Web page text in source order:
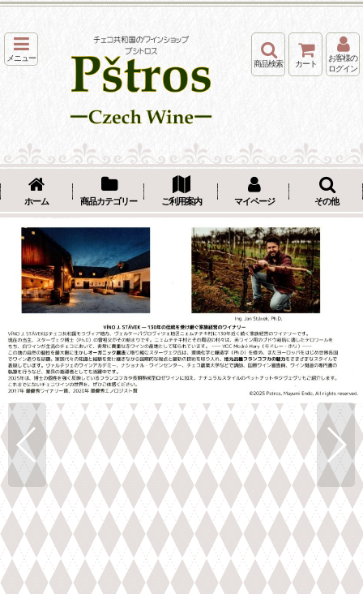
メニュー
商品検索 カート
お客様の
ログイン
ホーム 商品カテゴリー ご利用案内 マイページ その他